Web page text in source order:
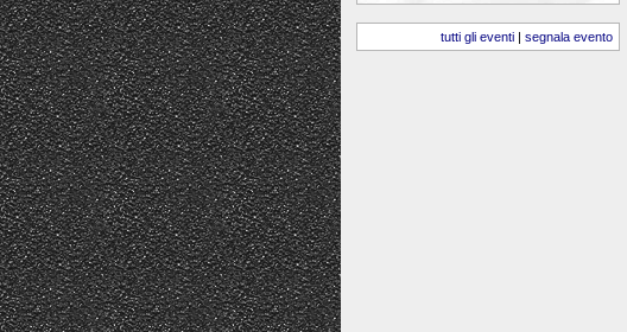
tutti gli eventi | segnala evento